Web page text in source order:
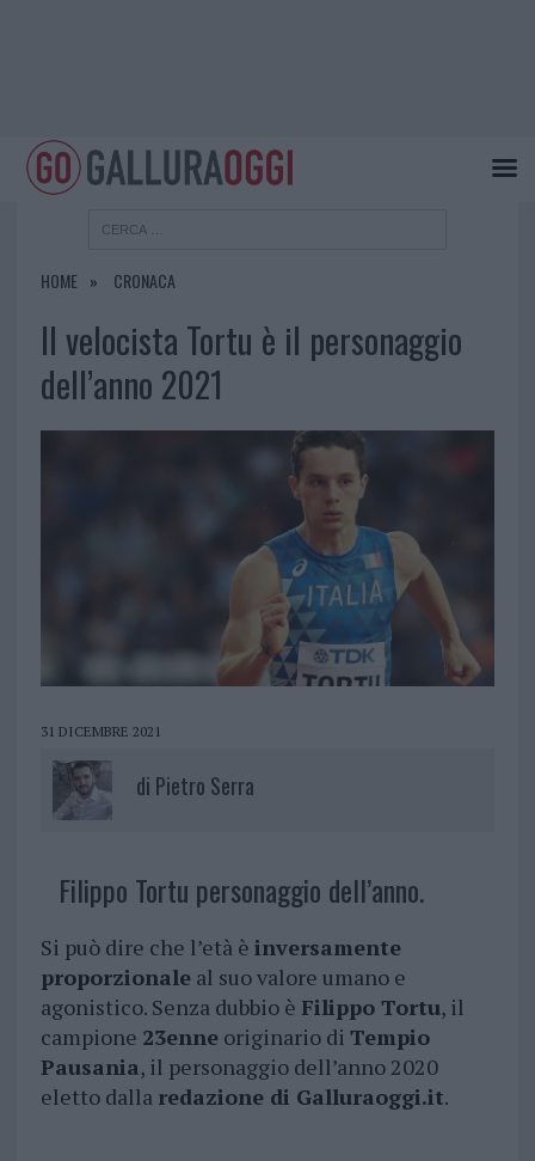
HOME CRONACA
Il velocista Tortu è il personaggio
dell’anno 2021
31 DICEMBRE 2021
di Pietro Serra
Filippo Tortu personaggio dell’anno.
Si può dire che l’età è inversamente
proporzionaleal suo valore umano e
agonistico. Senza dubbio è Filippo Tortu, il
campione 23enneoriginario di Tempio
Pausania, il personaggio dell’anno 2020
eletto dalla redazione di Galluraoggi.it.